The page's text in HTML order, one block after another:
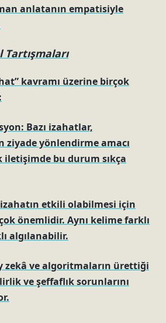
anlatanın empatisiyle
Tartışmaları
kavramı üzerine birçok
Bazı izahatlar,
yönlendirme amacı
iletişimde bu durum sıkça
etkili olabilmesi için
önemlidir. Aynı kelime farklı
algılanabilir.
zekâ ve algoritmaların ürettiği
ve şeffaflık sorunlarını